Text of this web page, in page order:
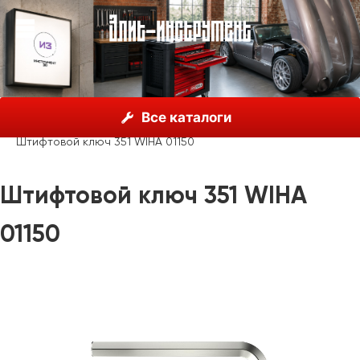
Все каталоги
Инструмент Wiha, Германия
Шестигранные ключи
Одиночные ключи Wiha
Штифтовой ключ 351 WIHA 01150
Штифтовой ключ 351 WIHA
01150